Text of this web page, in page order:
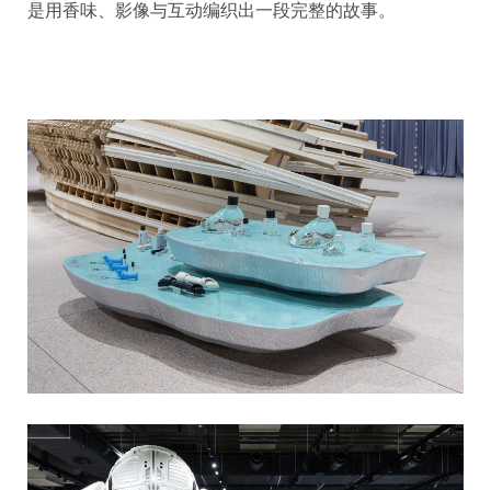
是用香味、影像与互动编织出一段完整的故事。